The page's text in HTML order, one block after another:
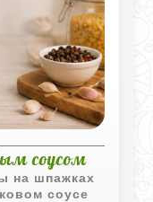
соусом
на шпажках
соусе